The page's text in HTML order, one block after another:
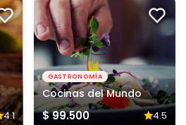
4.1
GASTRONOMÍA
Cocinas del Mundo
$ 99.500 4.5